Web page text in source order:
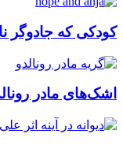
کودکی که جادوگر
اشک‌های مادر